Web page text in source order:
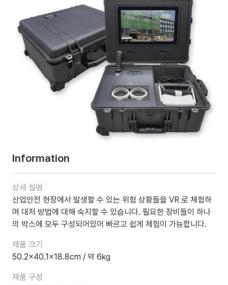
Information
상세 설명
산업안전 현장에서 발생할 수 있는 위험 상황들을 VR 로 체험하
며 대처 방법에 대해 숙지할 수 있습니다. 필요한 장비들이 하나
의 박스에 모두 구성되어있어 빠르고 쉽게 체험이 가능합니다.
제품 크기
50.2x40.1x18.8cm / 약 6㎏
제품 구성